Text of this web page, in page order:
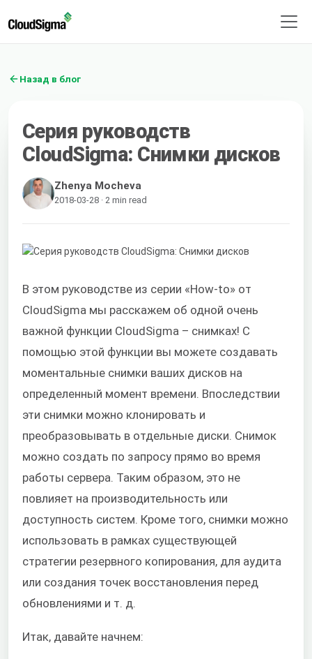
Назад в блог
Серия руководств
CloudSigma: Снимки дисков
Zhenya Mocheva
2018-03-28 · 2 min read
В этом руководстве из серии «How-to» от
CloudSigma мы расскажем об одной очень
важной функции CloudSigma – снимках! С
помощью этой функции вы можете создавать
моментальные снимки ваших дисков на
определенный момент времени. Впоследствии
эти снимки можно клонировать и
преобразовывать в отдельные диски. Снимок
можно создать по запросу прямо во время
работы сервера. Таким образом, это не
повлияет на производительность или
доступность систем. Кроме того, снимки можно
использовать в рамках существующей
стратегии резервного копирования, для аудита
или создания точек восстановления перед
обновлениями и т. д.
Итак, давайте начнем: